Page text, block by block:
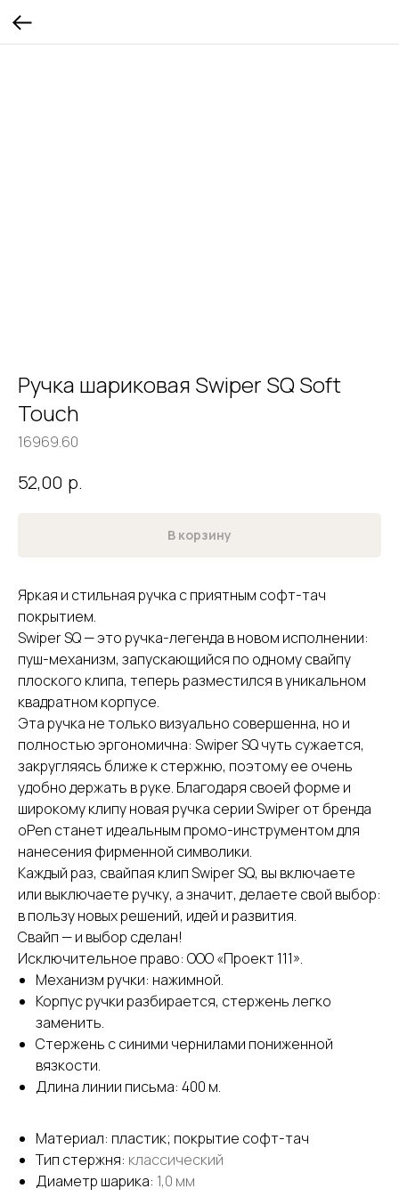
Ручка шариковая Swiper SQ Soft
Touch
16969.60
52,00 р.
В корзину
Яркая и стильная ручка с приятным софт-тач
покрытием.
Swiper SQ — это ручка-легенда в новом исполнении:
пуш-механизм, запускающийся по одному свайпу
плоского клипа, теперь разместился в уникальном
квадратном корпусе.
Эта ручка не только визуально совершенна, но и
полностью эргономична: Swiper SQ чуть сужается,
закругляясь ближе к стержню, поэтому ее очень
удобно держать в руке. Благодаря своей форме и
широкому клипу новая ручка серии Swiper от бренда
oPen станет идеальным промо-инструментом для
нанесения фирменной символики.
Каждый раз, свайпая клип Swiper SQ, вы включаете
или выключаете ручку, а значит, делаете свой выбор:
в пользу новых решений, идей и развития.
Свайп — и выбор сделан!
Исключительное право: ООО «Проект 111».
Механизм ручки: нажимной.
Корпус ручки разбирается, стержень легко
заменить.
Стержень с синими чернилами пониженной
вязкости.
Длина линии письма: 400 м.
Материал: пластик; покрытие софт-тач
Тип стержня: классический
Диаметр шарика: 1,0 мм